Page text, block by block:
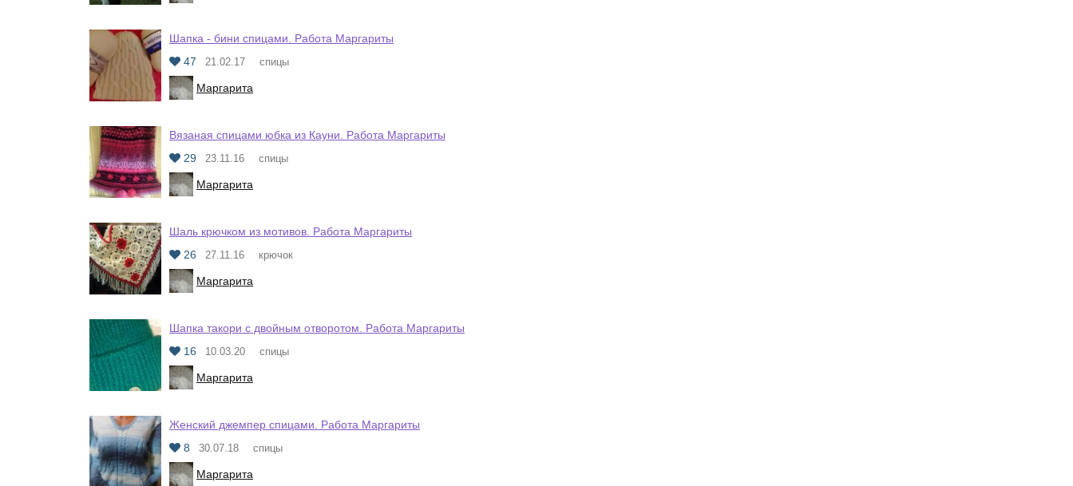
Шапка - бини спицами. Работа Маргариты
47
21.02.17 спицы
Маргарита
Вязаная спицами юбка из Кауни. Работа Маргариты
29
23.11.16 спицы
Маргарита
Шаль крючком из мотивов. Работа Маргариты
26
27.11.16 крючок
Маргарита
Шапка такори с двойным отворотом. Работа Маргариты
16
10.03.20 спицы
Маргарита
Женский джемпер спицами. Работа Маргариты
8
30.07.18 спицы
Маргарита